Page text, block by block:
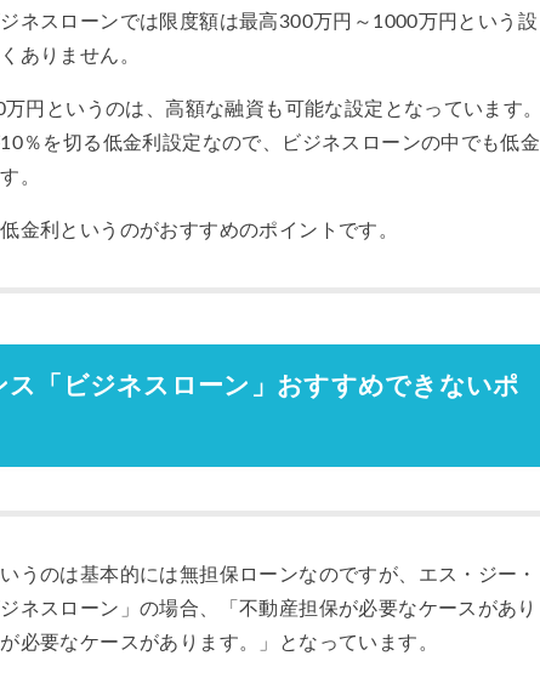
ネスローンでは限度額は最高300万円～1000万円という設
ありません。
円というのは、高額な融資も可能な設定となっています。
％を切る低金利設定なので、ビジネスローンの中でも低金
。
金利というのがおすすめのポイントです。
「ビジネスローン」おすすめできないポ
うのは基本的には無担保ローンなのですが、エス・ジー・
ネスローン」の場合、「不動産担保が必要なケースがあり
必要なケースがあります。」となっています。